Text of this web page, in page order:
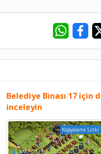
Belediye Binası 17 için
inceleyin
Kopyalama Linki